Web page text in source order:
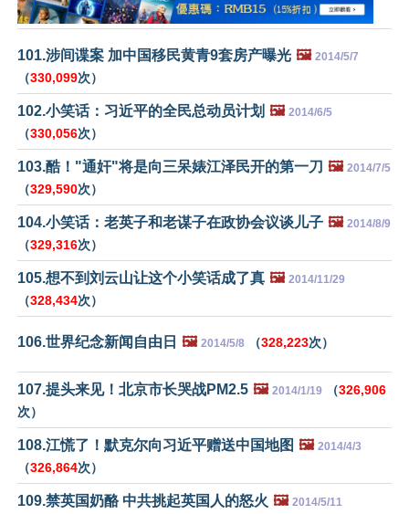
101.涉间谍案 加中国移民黄青9套房产曝光 🖼️ 2014/5/7
（330,099次）
102.小笑话：习近平的全民总动员计划 🖼️ 2014/6/5
（330,056次）
103.酷！"通奸"将是向三呆婊江泽民开的第一刀 🖼️ 2014/7/5
（329,590次）
104.小笑话：老英子和老谋子在政协会议谈儿子 🖼️ 2014/8/9
（329,316次）
105.想不到刘云山让这个小笑话成了真 🖼️ 2014/11/29
（328,434次）
106.世界纪念新闻自由日 🖼️ 2014/5/8 （328,223次）
107.提头来见！北京市长哭战PM2.5 🖼️ 2014/1/19 （326,906
次）
108.江慌了！默克尔向习近平赠送中国地图 🖼️ 2014/4/3
（326,864次）
109.禁英国奶酪 中共挑起英国人的怒火 🖼️ 2014/5/11